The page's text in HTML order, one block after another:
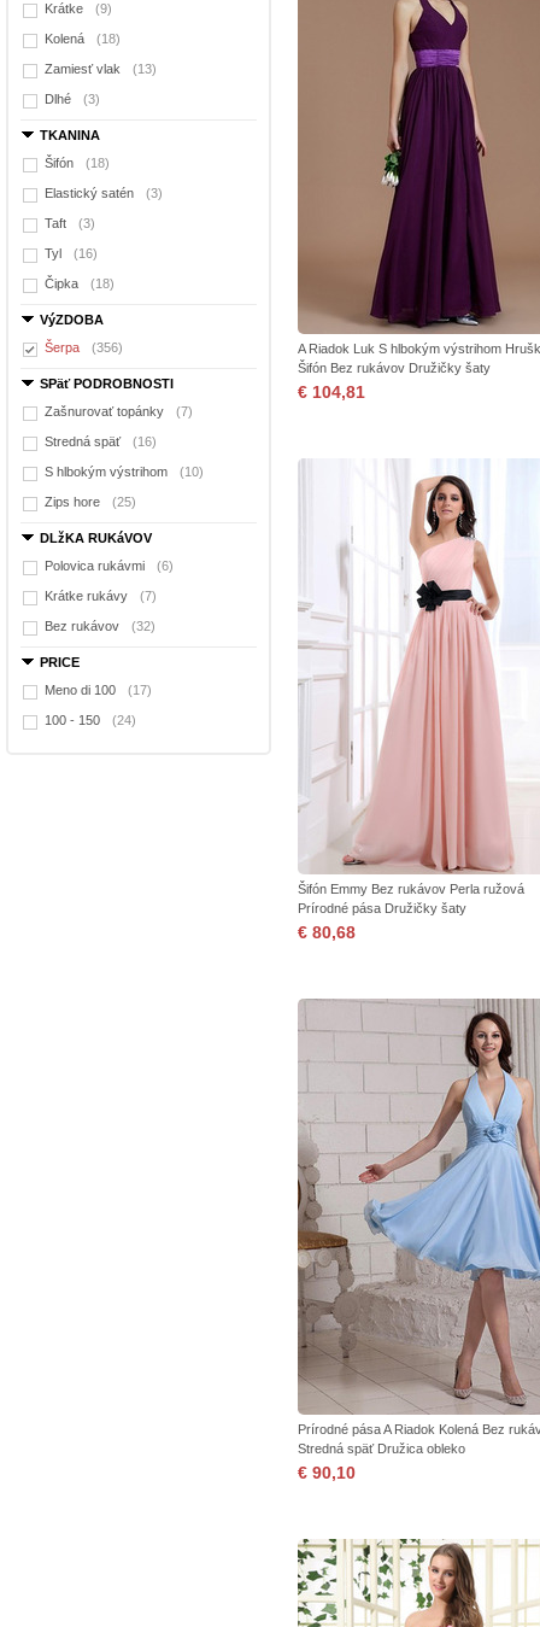
Krátke (9)
Kolená (18)
Zamiesť vlak (13)
Dlhé (3)
TKANINA
Šifón
(18)
Elastický satén (3)
Taft (3)
Tyl (16)
Čipka (18)
VýZDOBA
Šerpa
(356)
SPäť PODROBNOSTI
Zašnurovať topánky
(7)
Stredná späť (16)
S hlbokým výstrihom (10)
Zips hore (25)
DLžKA RUKáVOV
Polovica rukávmi
(6)
Krátke rukávy (7)
Bez rukávov (32)
PRICE
Meno di 100
(17)
100 - 150 (24)
A Riadok Luk S hlbokým výstrihom
Šifón Bez rukávov Družičky šaty
€ 104,81
Šifón Emmy Bez rukávov Perla ružová
Prírodné pása Družičky šaty
€ 80,68
Prírodné pása A Riadok Kolená Bez
Stredná späť Družica obleko
€ 90,10